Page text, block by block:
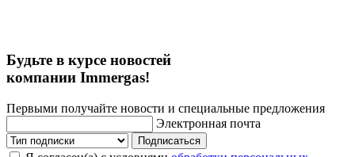
Будьте в курсе новостей
компании Immergas!
Первыми получайте новости и специальные предложения
Электронная почта
Подписаться